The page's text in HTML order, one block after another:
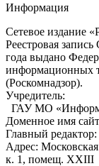
Информация
Сетевое издание
Реестровая
года выдано
информационных
(Роскомнадзор).
Учредитель:
ГАУ МО
Доменное имя
Главный
Адрес:
к. 1, помещ. XXIII